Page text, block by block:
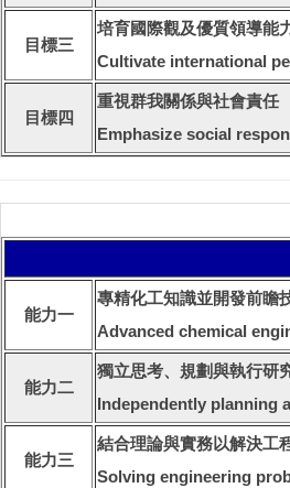
目標三
培育國際觀及優質領導能
Cultivate international
目標四
重視群我關係與社會責任
Emphasize social
能力一
專精化工知識並開發前瞻
Advanced chemical
能力二
獨立思考、規劃與執行研
Independently planning
能力三
結合理論與實務以解決工
Solving engineering